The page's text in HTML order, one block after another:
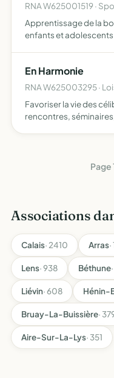
RNA W625001519 ·
Apprentissage de la
enfants et adolescents
En Harmonie
RNA W625003295 ·
Favoriser la vie des
rencontres,
Page
Associations
Calais· 2410 Arras
Lens· 938 Béthune
Liévin· 608 Hénin-
Bruay-La-Buissière·
Aire-Sur-La-Lys· 351